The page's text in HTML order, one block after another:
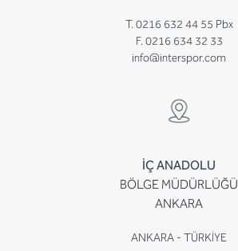
T. 0216 632 44 55 Pbx
F. 0216 634 32 33
info@interspor.com
İÇ ANADOLU
BÖLGE MÜDÜRLÜĞÜ
ANKARA
ANKARA - TÜRKİYE